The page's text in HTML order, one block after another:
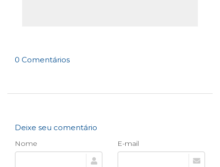
0 Comentários
Deixe seu comentário
Nome E-mail